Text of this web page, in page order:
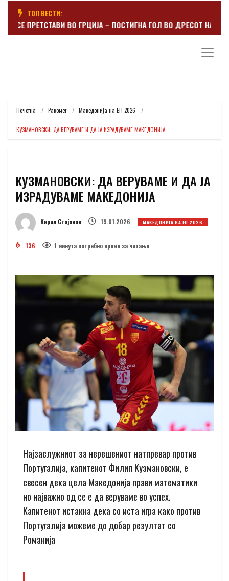
ТОП ВЕСТИ:
СЕ ПРЕТСТАВИ ВО ГРЦИЈА – ПОСТИГНА ГОЛ ВО ДРЕСОТ НА
Почетна Ракомет Македонија на ЕП 2026
КУЗМАНОВСКИ: ДА ВЕРУВАМЕ И ДА ЈА ИЗРАДУВАМЕ МАКЕДОНИЈА
КУЗМАНОВСКИ: ДА ВЕРУВАМЕ И ДА ЈА
ИЗРАДУВАМЕ МАКЕДОНИЈА
Кирил Стојанов 19.01.2026 МАКЕДОНИЈА НА ЕП 2026
136 1 минутa потребно време за читање
Најзаслужниот за нерешениот натпревар против
Португалија, капитенот Филип Кузмановски, е
свесен дека цела Македонија прави математики
но најважно од се е да веруваме во успех.
Капитенот истакна дека со иста игра како против
Португалија можеме до добар резултат со
Романија